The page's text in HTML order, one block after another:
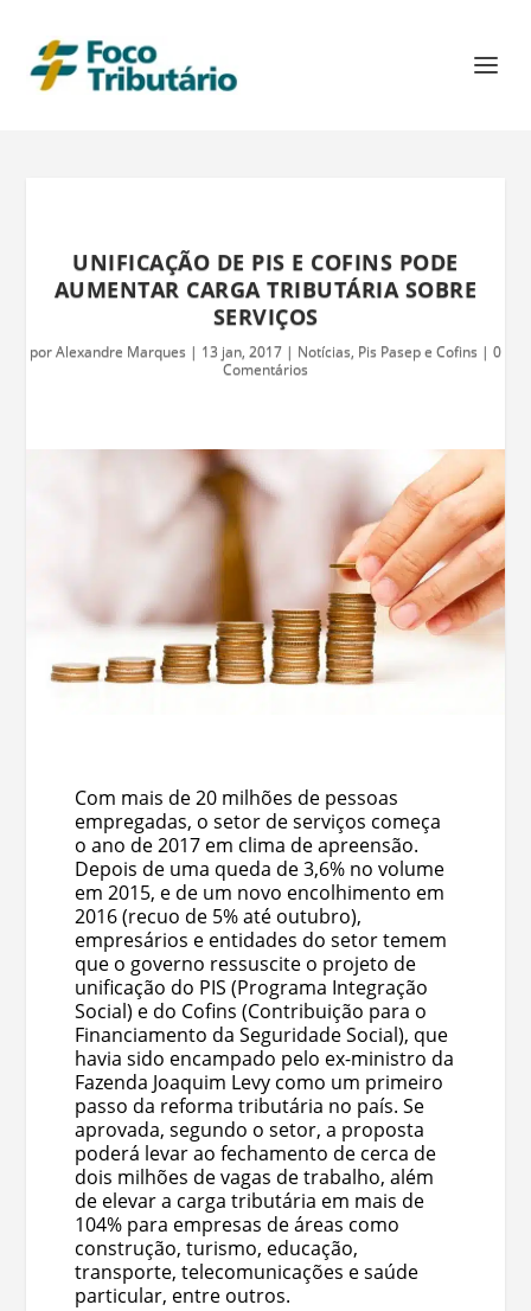
UNIFICAÇÃO DE PIS E COFINS PODE
AUMENTAR CARGA TRIBUTÁRIA SOBRE
SERVIÇOS
porAlexandre Marques | 13 jan, 2017 | Notícias, Pis Pasep e Cofins | 0
Comentários
Com mais de 20 milhões de pessoas
empregadas, o setor de serviços começa
o ano de 2017 em clima de apreensão.
Depois de uma queda de 3,6% no volume
em 2015, e de um novo encolhimento em
2016 (recuo de 5% até outubro),
empresários e entidades do setor temem
que o governo ressuscite o projeto de
unificação do PIS (Programa Integração
Social) e do Cofins (Contribuição para o
Financiamento da Seguridade Social), que
havia sido encampado pelo ex-ministro da
Fazenda Joaquim Levy como um primeiro
passo da reforma tributária no país. Se
aprovada, segundo o setor, a proposta
poderá levar ao fechamento de cerca de
dois milhões de vagas de trabalho, além
de elevar a carga tributária em mais de
104% para empresas de áreas como
construção, turismo, educação,
transporte, telecomunicações e saúde
particular, entre outros.